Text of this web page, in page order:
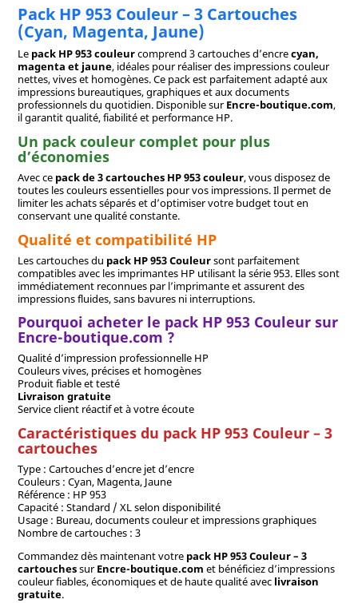
Pack HP 953 Couleur – 3 Cartouches
(Cyan, Magenta, Jaune)
Le pack HP 953 couleurcomprend 3 cartouches d’encrecyan,
magenta et jaune, idéales pour réaliser des impressions couleur
nettes, vives et homogènes. Ce pack est parfaitement adapté aux
impressions bureautiques, graphiques et aux documents
professionnels du quotidien. Disponible surEncre-boutique.com,
il garantit qualité, fiabilité et performance HP.
Un pack couleur complet pour plus
d’économies
Avec ce pack de 3 cartouches HP 953 couleur, vous disposez de
toutes les couleurs essentielles pour vos impressions. Il permet de
limiter les achats séparés et d’optimiser votre budget tout en
conservant une qualité constante.
Qualité et compatibilité HP
Les cartouches du pack HP 953 Couleursont parfaitement
compatibles avec les imprimantes HP utilisant la série 953. Elles sont
immédiatement reconnues par l’imprimante et assurent des
impressions fluides, sans bavures ni interruptions.
Pourquoi acheter le pack HP 953 Couleur sur
Encre-boutique.com ?
Qualité d’impression professionnelle HP
Couleurs vives, précises et homogènes
Produit fiable et testé
Livraison gratuite
Service client réactif et à votre écoute
Caractéristiques du pack HP 953 Couleur – 3
cartouches
Type : Cartouches d’encre jet d’encre
Couleurs : Cyan, Magenta, Jaune
Référence : HP 953
Capacité : Standard / XL selon disponibilité
Usage : Bureau, documents couleur et impressions graphiques
Nombre de cartouches : 3
Commandez dès maintenant votre pack HP 953 Couleur – 3
cartouchessurEncre-boutique.com et bénéficiez d’impressions
couleur fiables, économiques et de haute qualité avec livraison
gratuite.